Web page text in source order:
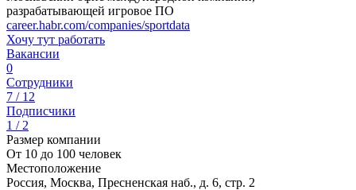
разрабатывающей игровое ПО
career.habr.com/companies/sportdata
Хочу тут работать
Вакансии
0
Сотрудники
7 / 12
Подписчики
1 / 2
Размер компании
От 10 до 100 человек
Местоположение
Россия, Москва, Пресненская наб., д. 6, стр. 2